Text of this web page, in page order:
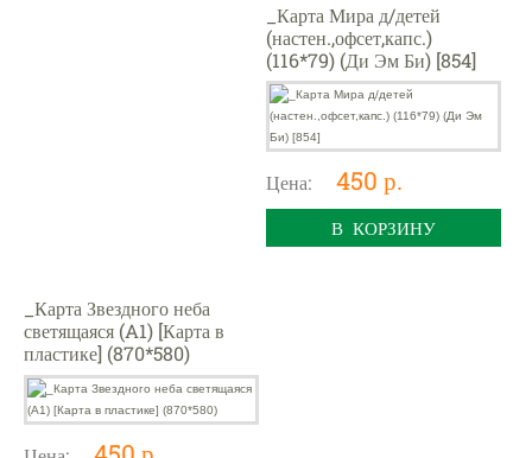
_Карта Мира д/детей
(настен.,офсет,капс.)
(116*79) (Ди Эм Би) [854]
Цена: 450 р.
В КОРЗИНУ
_Карта Звездного неба
светящаяся (A1) [Карта в
пластике] (870*580)